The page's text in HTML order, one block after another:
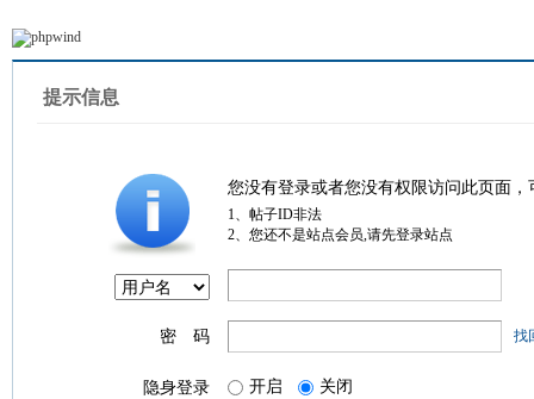
提示信息
您没有登录或者您没有权限访问此页面
1、帖子ID非法
2、您还不是站点会员,请先登录站点
密 码 找
隐身登录 开启 关闭